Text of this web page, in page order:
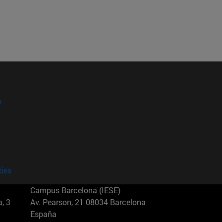
3
Campus Barcelona (IESE)
Av. Pearson, 21 08034 Barcelona
España